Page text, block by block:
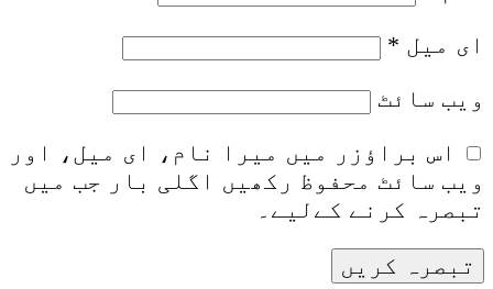
ای میل *
ویب‌ سائٹ
اس براؤزر میں میرا نام، ای میل، اور
ویب سائٹ محفوظ رکھیں اگلی بار جب میں
تبصرہ کرنے کےلیے۔